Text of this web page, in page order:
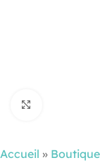
Cliquez
Accueil » Boutique